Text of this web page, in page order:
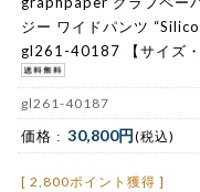
ジー ワイドパンツ
gl261-40187 【サイズ・
gl261-40187
価格 : 30,800円(税込)
[ 2,800ポイント獲得 ]